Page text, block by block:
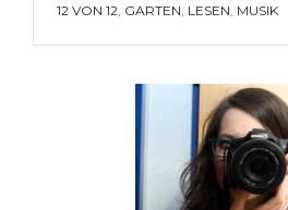
TAGS
12 VON 12 GARTEN LESEN MUSIK